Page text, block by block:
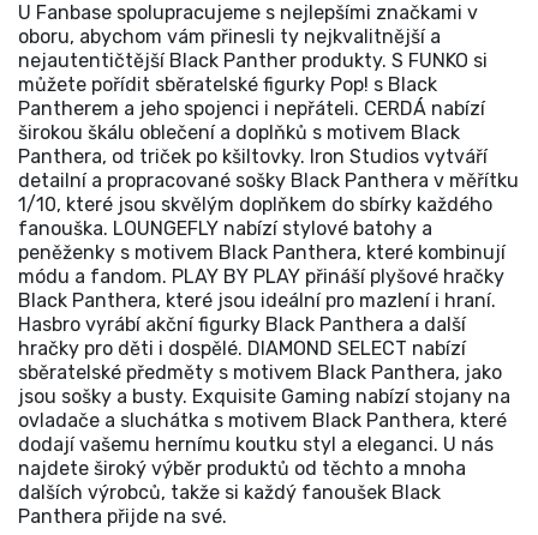
U Fanbase spolupracujeme s nejlepšími značkami v
oboru, abychom vám přinesli ty nejkvalitnější a
nejautentičtější Black Panther produkty. S FUNKO si
můžete pořídit sběratelské figurky Pop! s Black
Pantherem a jeho spojenci i nepřáteli. CERDÁ nabízí
širokou škálu oblečení a doplňků s motivem Black
Panthera, od triček po kšiltovky. Iron Studios vytváří
detailní a propracované sošky Black Panthera v měřítku
1/10, které jsou skvělým doplňkem do sbírky každého
fanouška. LOUNGEFLY nabízí stylové batohy a
peněženky s motivem Black Panthera, které kombinují
módu a fandom. PLAY BY PLAY přináší plyšové hračky
Black Panthera, které jsou ideální pro mazlení i hraní.
Hasbro vyrábí akční figurky Black Panthera a další
hračky pro děti i dospělé. DIAMOND SELECT nabízí
sběratelské předměty s motivem Black Panthera, jako
jsou sošky a busty. Exquisite Gaming nabízí stojany na
ovladače a sluchátka s motivem Black Panthera, které
dodají vašemu hernímu koutku styl a eleganci. U nás
najdete široký výběr produktů od těchto a mnoha
dalších výrobců, takže si každý fanoušek Black
Panthera přijde na své.